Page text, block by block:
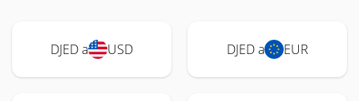
DJED a USD DJED a EUR